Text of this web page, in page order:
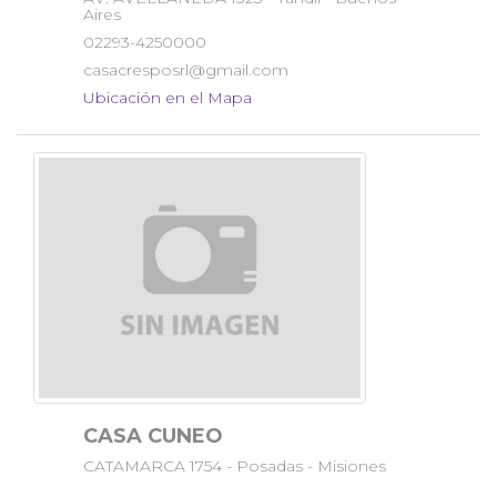
Aires
02293-4250000
casacresposrl@gmail.com
Ubicación en el Mapa
CASA CUNEO
CATAMARCA 1754 - Posadas - Misiones